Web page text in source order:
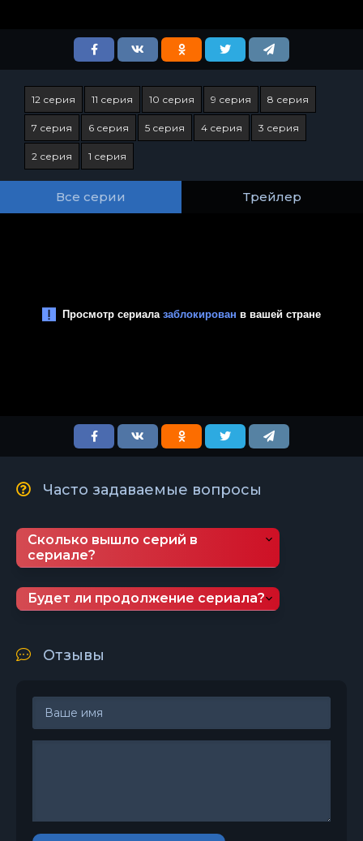
12 серия 11 серия 10 серия 9 серия 8 серия
7 серия 6 серия 5 серия 4 серия 3 серия
2 серия 1 серия
Все серии Трейлер
Часто задаваемые вопросы
Сколько вышло серий в
сериале?
Будет ли продолжение сериала?
Отзывы